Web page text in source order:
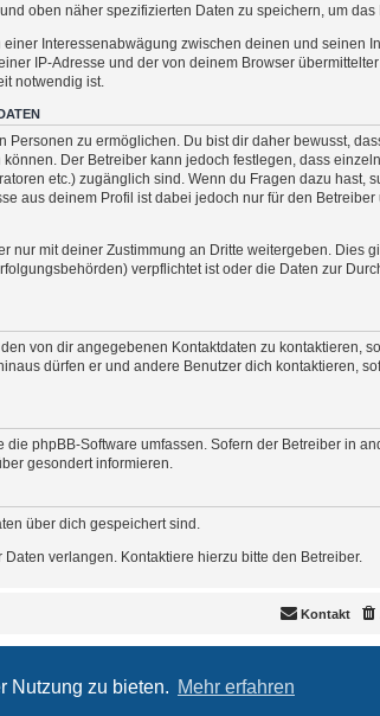
Nutzung zu bieten. Mehr erfahren
oben näher spezifizierten Daten zu speichern, um
Interessenabwägung zwischen deinen und seinen
IP-Adresse und der von deinem Browser
notwendig ist.
Personen zu ermöglichen. Du bist dir daher bewusst,
Der Betreiber kann jedoch festlegen, dass
etc.) zugänglich sind. Wenn du Fragen dazu hast,
aus deinem Profil ist dabei jedoch nur für den
nur mit deiner Zustimmung an Dritte weitergeben. Dies
verpflichtet ist oder die Daten zur
von dir angegebenen Kontaktdaten zu kontaktieren,
dürfen er und andere Benutzer dich kontaktieren,
phpBB-Software umfassen. Sofern der Betreiber in
gesondert informieren.
über dich gespeichert sind.
verlangen. Kontaktiere hierzu bitte den Betreiber.
Kontakt
Impressum |Datenschutz Nutzungsbedingungen